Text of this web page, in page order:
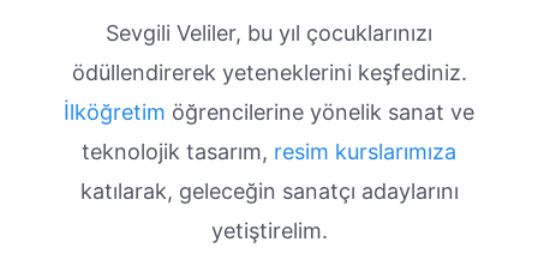
Sevgili Veliler, bu yıl çocuklarınızı
ödüllendirerek yeteneklerini keşfediniz.
İlköğretim öğrencilerine yönelik sanat ve
teknolojik tasarım, resim kurslarımıza
katılarak, geleceğin sanatçı adaylarını
yetiştirelim.